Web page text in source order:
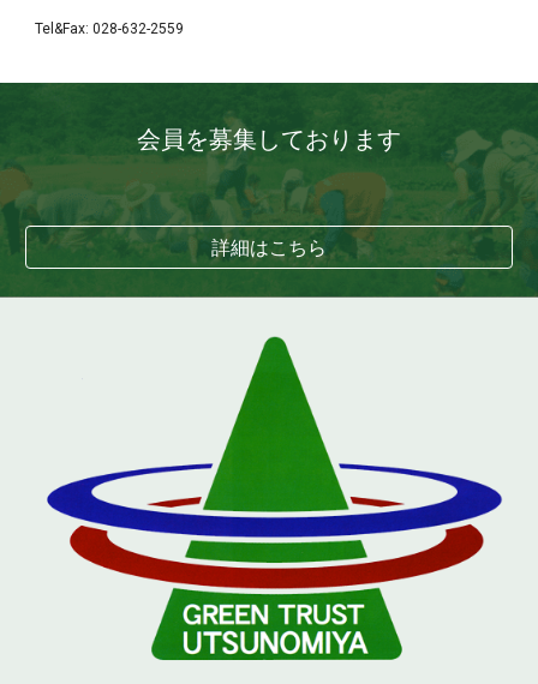
Tel&Fax:028-632-2559
会員を募集しております
詳細はこちら